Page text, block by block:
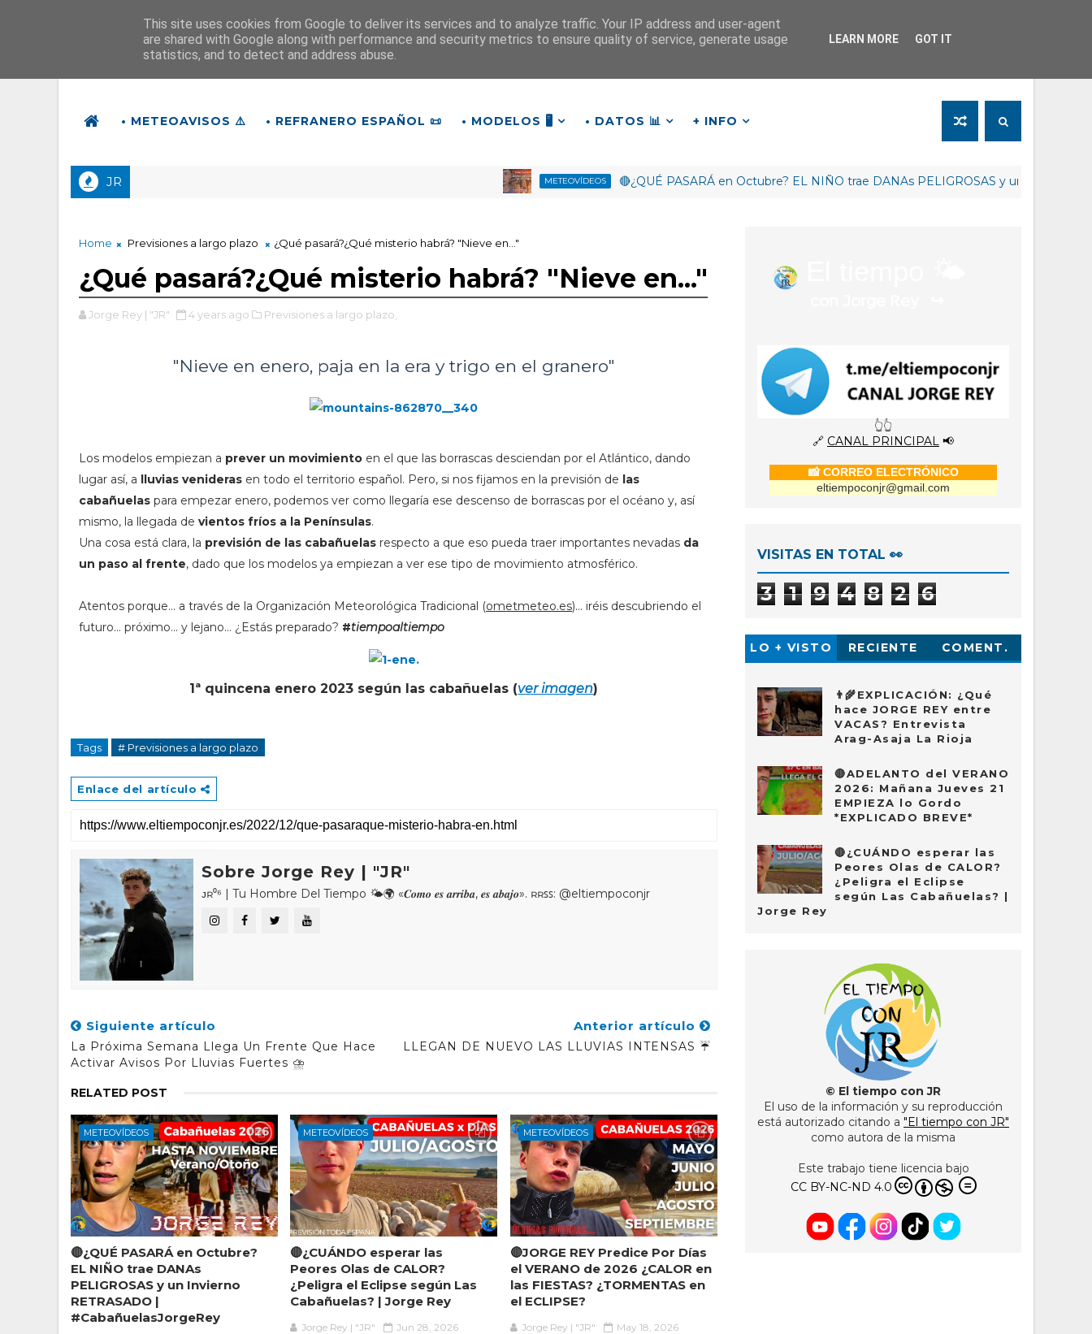
• METEOAVISOS ⚠️ • REFRANERO ESPAÑOL 📜 • MODELOS 🖥️ • DATOS 📊 + INFO
JR METEOVÍDEOS 🔴¿QUÉ PASARÁ en Octubre? EL NIÑO trae DANAs PELIGROSAS y un Invierno
Home Previsiones a largo plazo ¿Qué pasará?¿Qué misterio habrá? "Nieve en..."
¿Qué pasará?¿Qué misterio habrá? "Nieve en..."
Jorge Rey | "JR" 4 years ago Previsiones a largo plazo,
"Nieve en enero, paja en la era y trigo en el granero"
Los modelos empiezan a prever un movimiento en el que las borrascas desciendan por el Atlántico, dando
lugar así, a lluvias venideras en todo el territorio español. Pero, si nos fijamos en la previsión de las
cabañuelas para empezar enero, podemos ver como llegaría ese descenso de borrascas por el océano y, así
mismo, la llegada de vientos fríos a la Penínsulas.
Una cosa está clara, la previsión de las cabañuelas respecto a que eso pueda traer importantes nevadas da
un paso al frente, dado que los modelos ya empiezan a ver ese tipo de movimiento atmosférico.
Atentos porque... a través de la Organización Meteorológica Tradicional (ometmeteo.es)... iréis descubriendo el
futuro... próximo... y lejano... ¿Estás preparado? #tiempoaltiempo
1ª quincena enero 2023 según las cabañuelas (ver imagen)
Tags # Previsiones a largo plazo
Enlace del artículo
Sobre Jorge Rey | "JR"
ᴊʀ⁰⁶ | Tu Hombre Del Tiempo 🌤🌍 «𝑪𝒐𝒎𝒐 𝒆𝒔 𝒂𝒓𝒓𝒊𝒃𝒂, 𝒆𝒔 𝒂𝒃𝒂𝒋𝒐». ʀʀꜱꜱ: @eltiempoconjr
Siguiente artículo
La Próxima Semana Llega Un Frente Que Hace
Activar Avisos Por Lluvias Fuertes ⛈️
Anterior artículo
LLEGAN DE NUEVO LAS LLUVIAS INTENSAS ☔
RELATED POST
METEOVÍDEOS
🔴¿QUÉ PASARÁ en Octubre?
EL NIÑO trae DANAs
PELIGROSAS y un Invierno
RETRASADO |
#CabañuelasJorgeRey
METEOVÍDEOS
🔴¿CUÁNDO esperar las
Peores Olas de CALOR?
¿Peligra el Eclipse según Las
Cabañuelas? | Jorge Rey
Jorge Rey | "JR" Jun 28, 2026
METEOVÍDEOS
🔴JORGE REY Predice Por Días
el VERANO de 2026 ¿CALOR en
las FIESTAS? ¿TORMENTAS en
el ECLIPSE?
Jorge Rey | "JR" May 18, 2026
👆👆
🔗 CANAL PRINCIPAL 📢
📸 CORREO ELECTRÓNICO
eltiempoconjr@gmail.com
VISITAS EN TOTAL 👀
3 1 9 4 8 2 6
LO + VISTO RECIENTE COMENT.
👨‍🌾EXPLICACIÓN: ¿Qué
hace JORGE REY entre
VACAS? Entrevista
Arag-Asaja La Rioja
🔴ADELANTO del VERANO
2026: Mañana Jueves 21
EMPIEZA lo Gordo
*EXPLICADO BREVE*
🔴¿CUÁNDO esperar las
Peores Olas de CALOR?
¿Peligra el Eclipse
según Las Cabañuelas? |
Jorge Rey
© El tiempo con JR
El uso de la información y su reproducción
está autorizado citando a "El tiempo con JR"
como autora de la misma
Este trabajo tiene licencia bajo
CC BY-NC-ND 4.0
This site uses cookies from Google to deliver its services and to analyze traffic. Your IP address and user-agent
are shared with Google along with performance and security metrics to ensure quality of service, generate usage
statistics, and to detect and address abuse.
LEARN MORE GOT IT